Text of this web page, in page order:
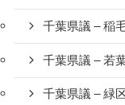
千葉県議 – 稲
千葉県議 – 若
千葉県議 – 緑区